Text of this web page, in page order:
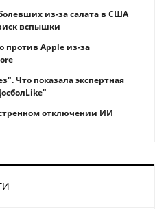
из-за салата в США
вспышки
против Apple из-за
Что показала экспертная
отключении ИИ